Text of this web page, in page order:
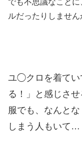
でも不思議なこと
ルだったりしません
ユ◯クロを着てい
る！」と感じさ
服でも、なんと
しまう人もいて…